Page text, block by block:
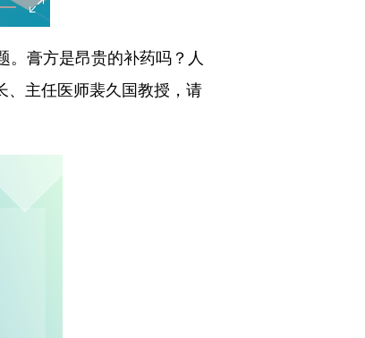
膏方是昂贵的补药吗？人
、主任医师裴久国教授，请